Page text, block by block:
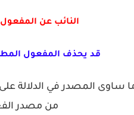
النائب عن
قد يحذف المفعول
ساوى المصدر في الدلالة
من مصدر